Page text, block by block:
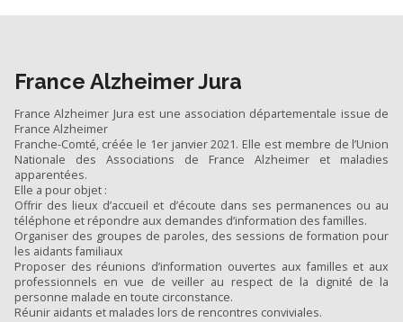
France Alzheimer Jura
France Alzheimer Jura est une association départementale issue de
France Alzheimer
Franche-Comté, créée le 1er janvier 2021. Elle est membre de l’Union
Nationale des Associations de France Alzheimer et maladies
apparentées.
Elle a pour objet :
Offrir des lieux d’accueil et d’écoute dans ses permanences ou au
téléphone et répondre aux demandes d’information des familles.
Organiser des groupes de paroles, des sessions de formation pour
les aidants familiaux
Proposer des réunions d’information ouvertes aux familles et aux
professionnels en vue de veiller au respect de la dignité de la
personne malade en toute circonstance.
Réunir aidants et malades lors de rencontres conviviales.